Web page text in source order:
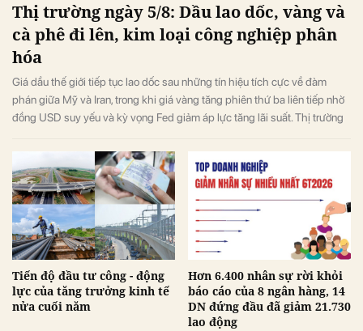
Thị trường ngày 5/8: Dầu lao dốc, vàng và
cà phê đi lên, kim loại công nghiệp phân
hóa
Giá dầu thế giới tiếp tục lao dốc sau những tín hiệu tích cực về đàm
phán giữa Mỹ và Iran, trong khi giá vàng tăng phiên thứ ba liên tiếp nhờ
đồng USD suy yếu và kỳ vọng Fed giảm áp lực tăng lãi suất. Thị trường
trước những yếu tố cung - cầu và rủi ro địa chính trị.
Tiến độ đầu tư công - động
lực của tăng trưởng kinh tế
nửa cuối năm
Hơn 6.400 nhân sự rời khỏi
báo cáo của 8 ngân hàng, 14
DN đứng đầu đã giảm 21.730
lao động